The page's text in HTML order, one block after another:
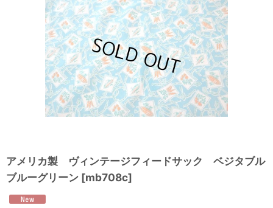
アメリカ製 ヴィンテージフィードサック ベジタブル
ブルーグリーン [mb708c]